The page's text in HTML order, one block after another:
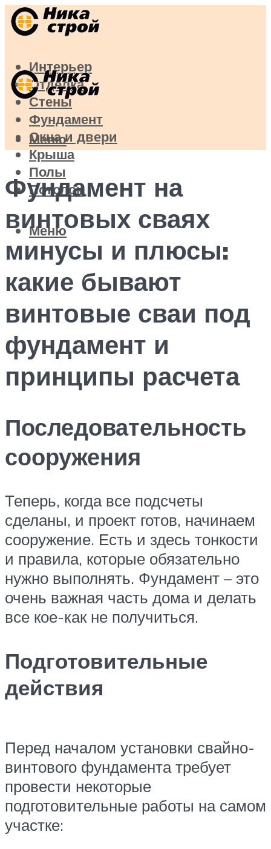
Интерьер
Отделка
Стены
Фундамент
Окна и двери
Крыша
Полы
Потолок
Меню
Меню
Фундамент на
винтовых сваях
минусы и плюсы:
какие бывают
винтовые сваи под
фундамент и
принципы расчета
Последовательность
сооружения
Теперь, когда все подсчеты
сделаны, и проект готов, начинаем
сооружение. Есть и здесь тонкости
и правила, которые обязательно
нужно выполнять. Фундамент – это
очень важная часть дома и делать
все кое-как не получиться.
Подготовительные
действия
Перед началом установки свайно-
винтового фундамента требует
провести некоторые
подготовительные работы на самом
участке: